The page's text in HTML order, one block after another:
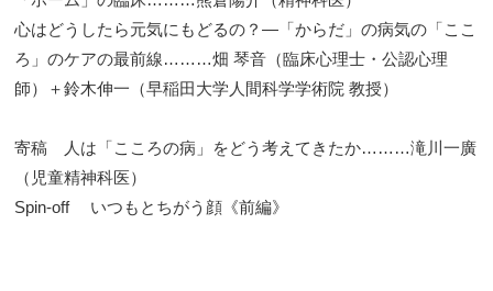
心はどうしたら元気にもどるの？―「からだ」の病気の「ここ
ろ」のケアの最前線………畑 琴音（臨床心理士・公認心理
師）＋鈴木伸一（早稲田大学人間科学学術院 教授）
寄稿 人は「こころの病」をどう考えてきたか………滝川一廣
（児童精神科医）
Spin-off いつもとちがう顔《前編》